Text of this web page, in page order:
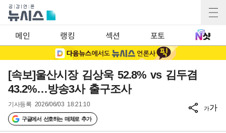
메인 랭킹 섹션 포토
[속보]울산시장 김상욱 52.8% vs 김두겸
43.2%…방송3사 출구조사
기사등록 2026/06/03 18:21:10
구글에서 선호하는 매체로 추가
가가